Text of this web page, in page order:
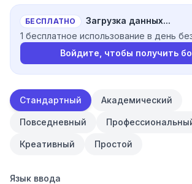
БЕСПЛАТНО
Загрузка данных...
1 бесплатное использование в день
Войдите, чтобы получить
Стандартный Академический
Повседневный
Креативный Простой
Язык ввода